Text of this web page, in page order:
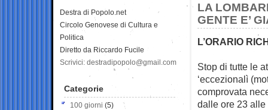
LA
GENTE E’
L’ORARIO
Stop di tutte le
‘eccezionalì
comprovata
dalle ore 23 alle
Destra di Popolo.net
Circolo Genovese di Cultura e
Politica
Diretto da Riccardo Fucile
Scrivici: destradipopolo@gmail.com
Categorie
100 giorni (5)